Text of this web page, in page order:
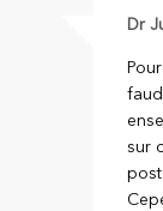
Dr
sur